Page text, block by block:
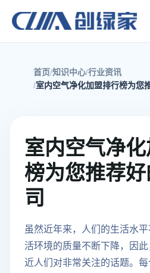
首页 知识中心 行业资讯
室内空气净化加盟排行榜为您
室内空气净
榜为您推荐
司
虽然近年来，人们的生活水
活环境的质量不断下降，因
近人们对非常关注的话题。